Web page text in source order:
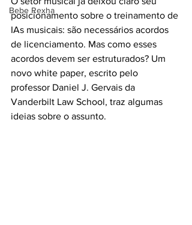
Bebe Rexha
posicionamento sobre o treinamento de
IAs musicais: são necessários acordos
de licenciamento. Mas como esses
acordos devem ser estruturados? Um
novo white paper, escrito pelo
professor Daniel J. Gervais da
Vanderbilt Law School, traz algumas
ideias sobre o assunto.